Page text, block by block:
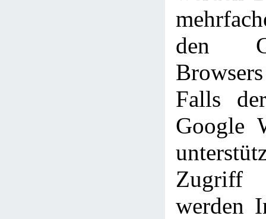
den
Falls
Google
Zugriff
werden